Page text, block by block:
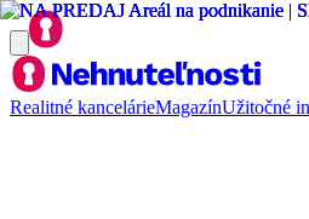
Realitné kancelárieMagazínUžitočné